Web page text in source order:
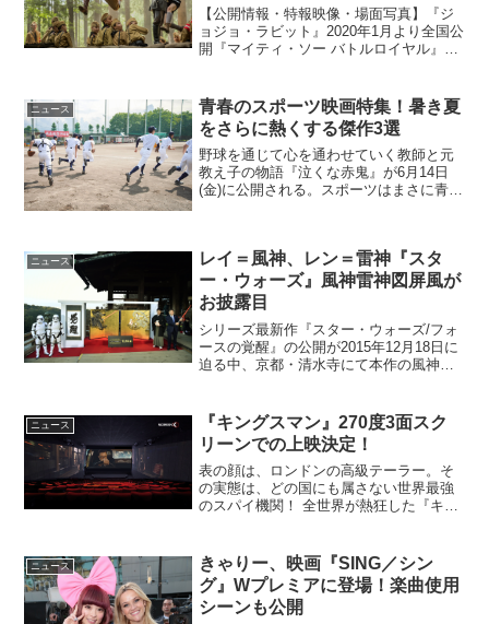
【公開情報・特報映像・場面写真】『ジ
ョジョ・ラビット』2020年1月より全国公
開『マイティ・ソー バトルロイヤル』
RABBIT（原題）』が、邦題『ジョジョ・
ラ...
ニュース
青春のスポーツ映画特集！暑き夏
をさらに熱くする傑作3選
野球を通じて心を通わせていく教師と元
教え子の物語『泣くな赤鬼』が6月14日
(金)に公開される。スポーツはまさに青春
は、本作の野球という...
ニュース
レイ＝風神、レン＝雷神『スタ
ー・ウォーズ』風神雷神図屏風が
お披露目
シリーズ最新作『スター・ウォーズ/フォ
ースの覚醒』の公開が2015年12月18日に
迫る中、京都・清水寺にて本作の風神雷
迎えた芸術様式"琳派"とのコラボレーシ
ョン企画...
ニュース
『キングスマン』270度3面スク
リーンでの上映決定！
表の顔は、ロンドンの高級テーラー。そ
の実態は、どの国にも属さない世界最強
のスパイ機関！ 全世界が熱狂した『キン
をブッ飛ばした最新作『キングスマン：
ゴールデン・サーク...
ニュース
きゃりー、映画『SING／シン
グ』Wプレミアに登場！楽曲使用
シーンも公開